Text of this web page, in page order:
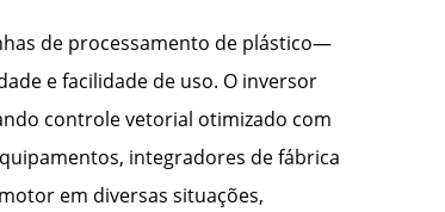
de processamento de plástico—
e facilidade de uso. O inversor
controle vetorial otimizado com
integradores de fábrica
em diversas situações,